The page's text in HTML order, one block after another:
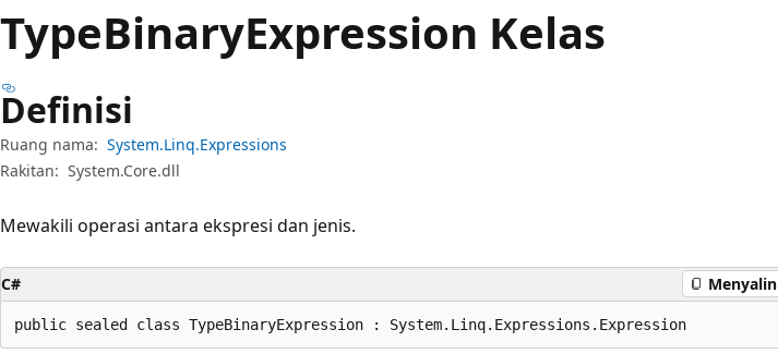
TypeBinaryExpression Kelas
Definisi
Ruang nama: System.Linq.Expressions
Rakitan: System.Core.dll
Mewakili operasi antara ekspresi dan jenis.
C# Menyalin
public sealed class TypeBinaryExpression : System.Linq.Expressions.Expression